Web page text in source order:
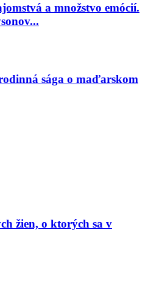
a množstvo emócií.
sága o maďarskom
žien, o ktorých sa v